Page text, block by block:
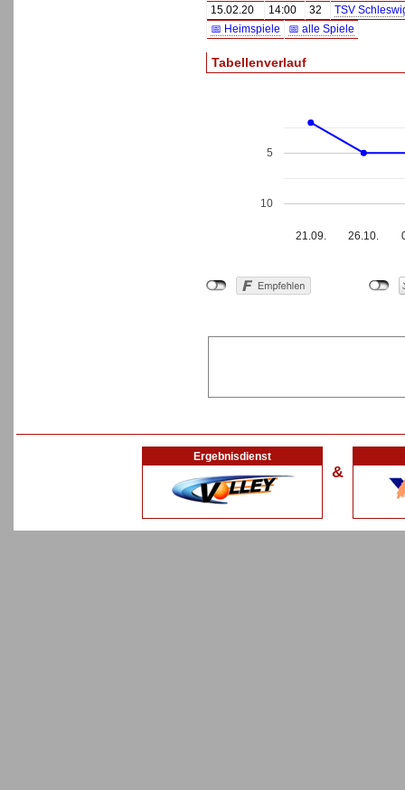
15.02.20
14:00 32
TSV
📅 Heimspiele
📅 alle Spiele
Tabellenverlauf
21.09. 26.10.
5
10
Ergebnisdienst
&